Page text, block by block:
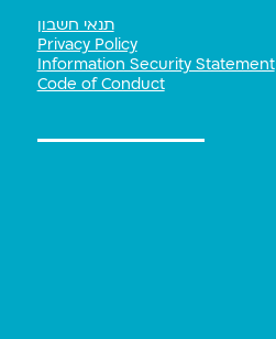
תנאי חשבון
Privacy Policy
Information Security Statement
Code of Conduct